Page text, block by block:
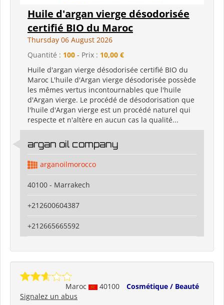
Huile d'argan vierge désodorisée
certifié BIO du Maroc
Thursday 06 August 2026
Quantité : 100 - Prix : 10,00 €
Huile d'argan vierge désodorisée certifié BIO du
Maroc L'huile d'Argan vierge désodorisée possède
les mêmes vertus incontournables que l'huile
d'Argan vierge. Le procédé de désodorisation que
l'huile d'Argan vierge est un procédé naturel qui
respecte et n'altère en aucun cas la qualité...
argan oil company
arganoilmorocco
40100 - Marrakech
+212600604387
+212665665592
Maroc 40100
Cosmétique / Beauté
Signalez un abus